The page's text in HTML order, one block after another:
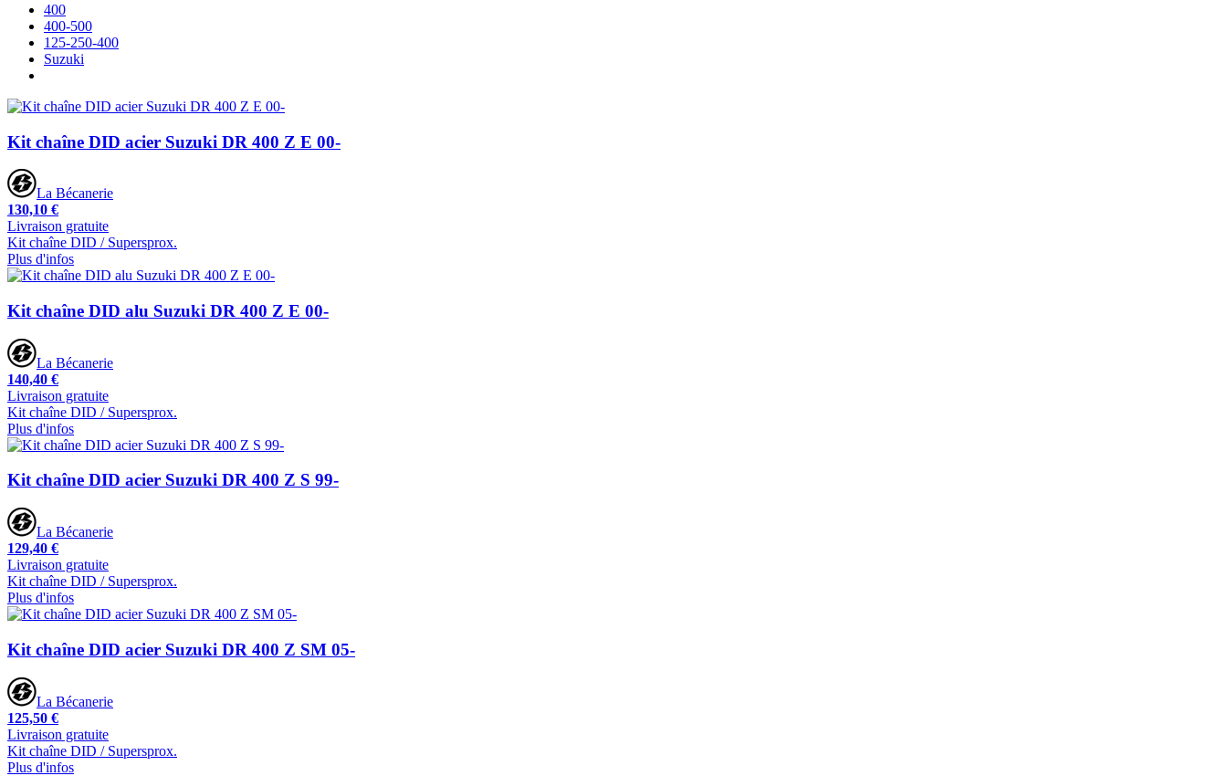
400
400-500
125-250-400
Suzuki
Kit chaîne DID acier Suzuki DR 400 Z E 00-
La Bécanerie
130,10 €
Livraison gratuite
Kit chaîne DID / Supersprox.
Plus d'infos
Kit chaîne DID alu Suzuki DR 400 Z E 00-
La Bécanerie
140,40 €
Livraison gratuite
Kit chaîne DID / Supersprox.
Plus d'infos
Kit chaîne DID acier Suzuki DR 400 Z S 99-
La Bécanerie
129,40 €
Livraison gratuite
Kit chaîne DID / Supersprox.
Plus d'infos
Kit chaîne DID acier Suzuki DR 400 Z SM 05-
La Bécanerie
125,50 €
Livraison gratuite
Kit chaîne DID / Supersprox.
Plus d'infos